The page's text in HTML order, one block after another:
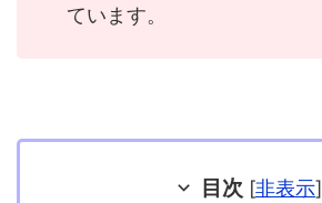
ています。
目次 [非表示]